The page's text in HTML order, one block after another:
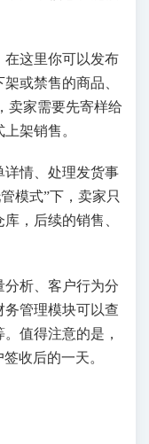
在这里你可以发布
或禁售的商品、
卖家需要先寄样给
架销售。
详情、处理发货事
模式”下，卖家只
，后续的销售、
析、客户行为分
管理模块可以查
值得注意的是，
收后的一天。